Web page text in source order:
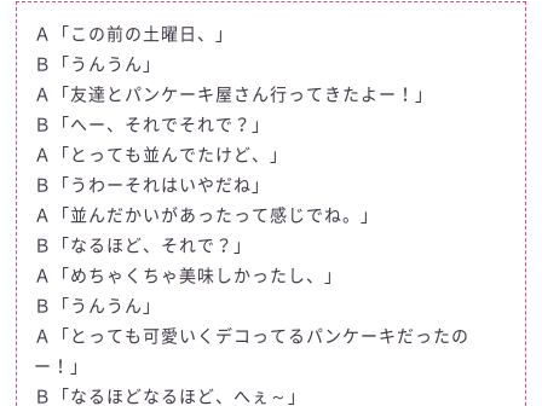
Ａ「この前の土曜日、」
Ｂ「うんうん」
Ａ「友達とパンケーキ屋さん行ってきたよー！」
Ｂ「へー、それでそれで？」
Ａ「とっても並んでたけど、」
Ｂ「うわーそれはいやだね」
Ａ「並んだかいがあったって感じでね。」
Ｂ「なるほど、それで？」
Ａ「めちゃくちゃ美味しかったし、」
Ｂ「うんうん」
Ａ「とっても可愛いくデコってるパンケーキだったの
ー！」
Ｂ「なるほどなるほど、へぇ～」